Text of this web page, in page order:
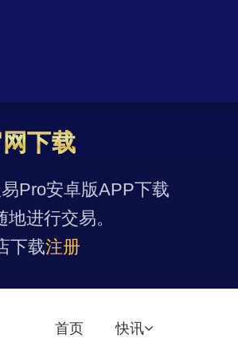
下载
Pro安卓版APP下载
进行交易。
下载注册
首页 快讯